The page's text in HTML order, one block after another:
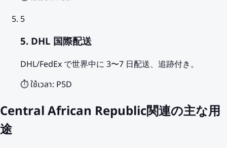
5
5. DHL 国際配送
DHL/FedEx で世界中に 3〜7 日配送、追跡付き。
⏱️ ใช้เวลา: P5D
Central African Republic関連の主な用
途